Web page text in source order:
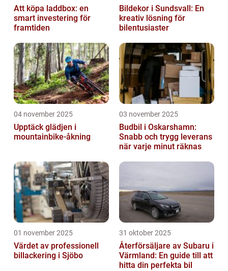
Att köpa laddbox: en
smart investering för
framtiden
Bildekor i Sundsvall: En
kreativ lösning för
bilentusiaster
04 november 2025
Upptäck glädjen i
mountainbike-åkning
03 november 2025
Budbil i Oskarshamn:
Snabb och trygg leverans
när varje minut räknas
01 november 2025
Värdet av professionell
billackering i Sjöbo
31 oktober 2025
Återförsäljare av Subaru i
Värmland: En guide till att
hitta din perfekta bil